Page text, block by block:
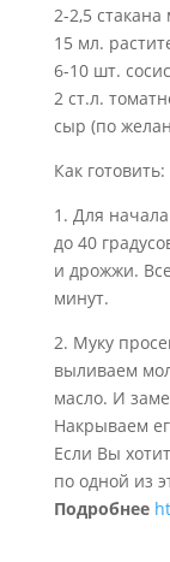
2-2,5 стакана
15 мл.
6-10 шт.
2 ст.л.
сыр (по
Как готовить:
1. Для
до 40
и дрожжи.
минут.
2. Муку
выливаем
масло. И
Накрываем
Если Вы
по одной из
Подробнее